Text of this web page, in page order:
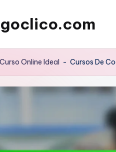
Online Ideal - Cursos De